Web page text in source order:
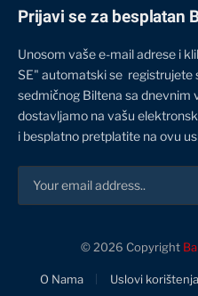
Prijavi se za besplatan
Unosom vaše e-mail adrese i
SE" automatski se registrujete
sedmičnog Biltena sa dnevnim
dostavljamo na vašu
i besplatno pretplatite na ovu
© 2026 Copyright
O Nama Uslovi korištenja